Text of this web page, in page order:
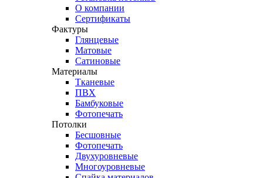
О компании
Сертификаты
Фактуры
Глянцевые
Матовые
Сатиновые
Материалы
Тканевые
ПВХ
Бамбуковые
Фотопечать
Потолки
Бесшовные
Фотопечать
Двухуровневые
Многоуровневые